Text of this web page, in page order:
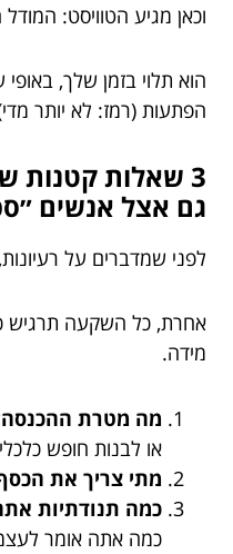
וכאן מגיע הטוויסט:
הוא תלוי בזמן שלך,
הפתעות (רמז: לא יותר
3 שאלות קטנות
גם אצל אנשים
לפני שמדברים על
אחרת, כל השקעה תרגיש
מידה.
מה מטרת
או לבנות חופש
מתי צריך את
כמה תנודתיות
כמה אתה אומר